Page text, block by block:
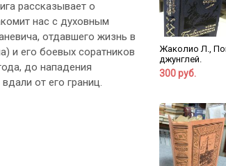
рассказывает о
нас с духовным
отдавшего жизнь в
и его боевых соратников
до нападения
от его границ.
Жаколио Л.,
джунглей.
300 руб.